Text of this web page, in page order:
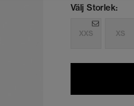
Välj Storlek:
XXS XS